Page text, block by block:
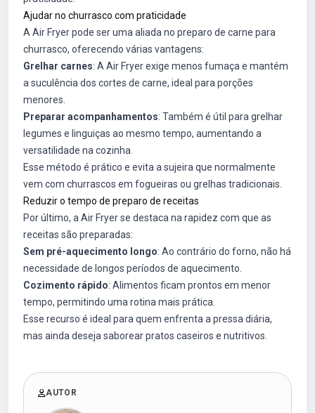
Ajudar no churrasco com praticidade
A Air Fryer pode ser uma aliada no preparo de carne para
churrasco, oferecendo várias vantagens:
Grelhar carnes: A Air Fryer exige menos fumaça e mantém
a suculência dos cortes de carne, ideal para porções
menores.
Preparar acompanhamentos: Também é útil para grelhar
legumes e linguiças ao mesmo tempo, aumentando a
versatilidade na cozinha.
Esse método é prático e evita a sujeira que normalmente
vem com churrascos em fogueiras ou grelhas tradicionais.
Reduzir o tempo de preparo de receitas
Por último, a Air Fryer se destaca na rapidez com que as
receitas são preparadas:
Sem pré-aquecimento longo: Ao contrário do forno, não há
necessidade de longos períodos de aquecimento.
Cozimento rápido: Alimentos ficam prontos em menor
tempo, permitindo uma rotina mais prática.
Esse recurso é ideal para quem enfrenta a pressa diária,
mas ainda deseja saborear pratos caseiros e nutritivos.
AUTOR